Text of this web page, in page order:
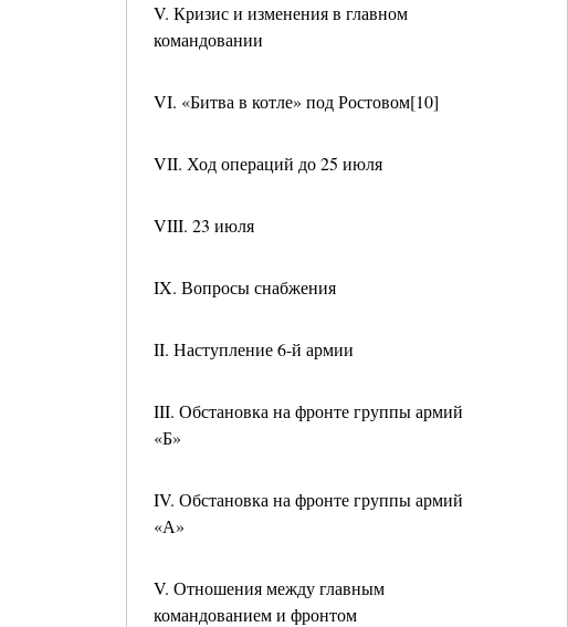
V. Кризис и изменения в главном
командовании
VI. «Битва в котле» под Ростовом[10]
VII. Ход операций до 25 июля
VIII. 23 июля
IX. Вопросы снабжения
II. Наступление 6-й армии
III. Обстановка на фронте группы армий
«Б»
IV. Обстановка на фронте группы армий
«А»
V. Отношения между главным
командованием и фронтом